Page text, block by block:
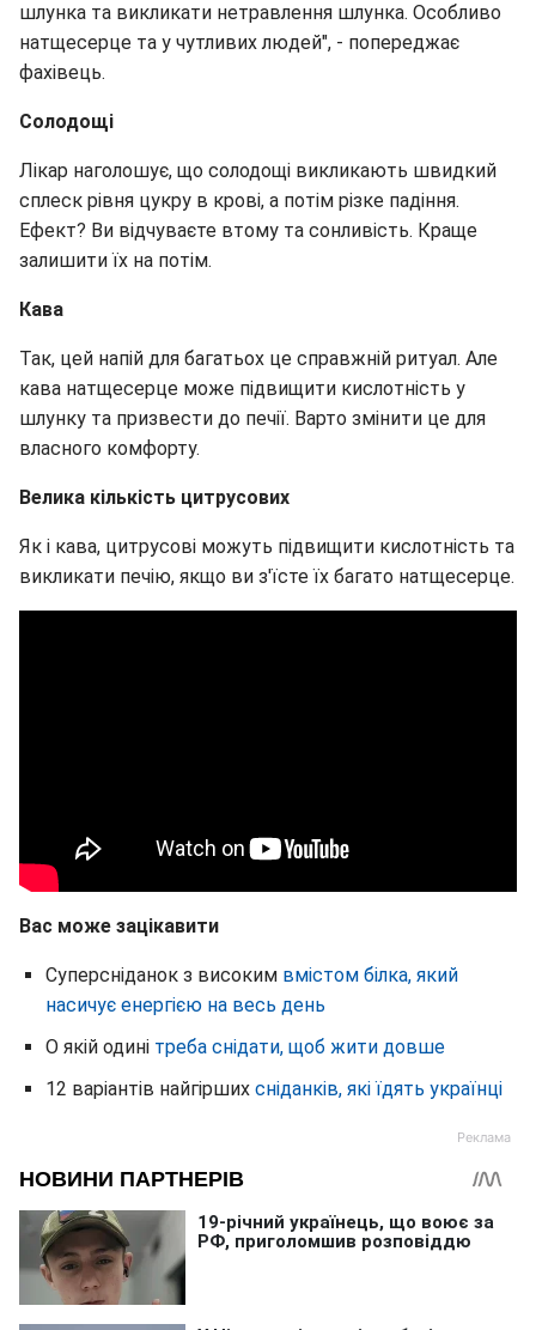
шлунка та викликати нетравлення шлунка. Особливо
натщесерце та у чутливих людей", - попереджає
фахівець.
Солодощі
Лікар наголошує, що солодощі викликають швидкий
сплеск рівня цукру в крові, а потім різке падіння.
Ефект? Ви відчуваєте втому та сонливість. Краще
залишити їх на потім.
Кава
Так, цей напій для багатьох це справжній ритуал. Але
кава натщесерце може підвищити кислотність у
шлунку та призвести до печії. Варто змінити це для
власного комфорту.
Велика кількість цитрусових
Як і кава, цитрусові можуть підвищити кислотність та
викликати печію, якщо ви з'їсте їх багато натщесерце.
Вас може зацікавити
Суперсніданок з високим вмістом білка, який
насичує енергією на весь день
О якій одині треба снідати, щоб жити довше
12 варіантів найгірших сніданків, які їдять українці